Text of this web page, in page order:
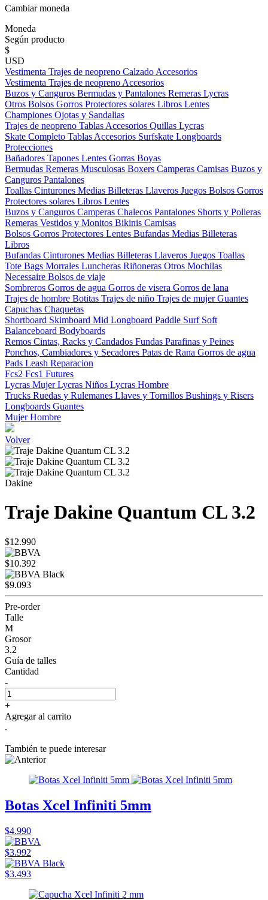
Cambiar moneda
Moneda
Según producto
$
USD
Vestimenta Trajes de neopreno Calzado Accesorios
Vestimenta Trajes de neopreno Accesorios
Buzos y Canguros Bermudas y Pantalones Remeras Lycras
Otros Bolsos Gorros Protectores solares Libros Lentes
Championes Ojotas y Sandalias
Trajes de neopreno Tablas Accesorios Quillas Lycras
Skate Completo Tablas Accesorios Surfskate Longboards
Protecciones
Bañadores Tapones Lentes Gorras Boyas
Bermudas Remeras Musculosas Boxers Camperas Camisas Buzos y
Canguros Pantalones
Toallas Cinturones Medias Billeteras Llaveros Juegos Bolsos Gorros
Protectores solares Libros Lentes
Buzos y Canguros Camperas Chalecos Pantalones Shorts y Polleras
Remeras Vestidos y Monitos Bikinis Camisas
Bolsos Gorros Protectores Lentes Bufandas Medias Billeteras
Libros
Bufandas Cinturones Medias Billeteras Llaveros Juegos Toallas
Tote Bags Morrales Luncheras Riñoneras Otros Mochilas
Necessaire Bolsos de viaje
Sombreros Gorros de agua Gorros de visera Gorros de lana
Trajes de hombre Botitas Trajes de niño Trajes de mujerGuantes
Capuchas Chaquetas
Shortboard Skimboard Mid Longboard Paddle Surf Soft
Balanceboard Bodyboards
Remos Cintas, Racks y Candados Fundas Parafinas y Peines
Ponchos, Cambiadores y Secadores Patas de Rana Gorros de agua
Pads Leash Reparacion
Fcs2 Fcs1 Futures
Lycras MujerLycras Niños Lycras Hombre
Trucks Ruedas y Rulemanes Llaves y Tornillos Bushings y Risers
Longboards Guantes
MujerHombre
Volver
Dakine
Traje Dakine Quantum CL 3.2
$12.990
$10.392
$9.093
Pre-order
Talle
M
Grosor
3.2
Guía de talles
Cantidad
-
+
Agregar al carrito
.
También te puede interesar
Botas Xcel Infiniti 5mm
$4.990
$3.992
$3.493